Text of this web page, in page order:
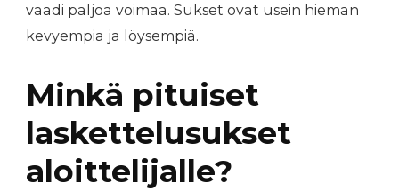
vaadi paljoa voimaa. Sukset ovat usein hieman
kevyempia ja löysempiä.
Minkä pituiset
laskettelusukset
aloittelijalle?